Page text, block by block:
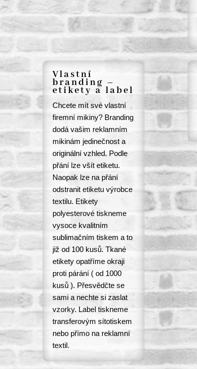
Vlastní
branding –
etikety a label
Chcete mít své vlastní
firemní mikiny? Branding
dodá vašim reklamním
mikinám jedinečnost a
originální vzhled. Podle
přání lze všít etiketu.
Naopak lze na přání
odstranit etiketu výrobce
textilu. Etikety
polyesterové tiskneme
vysoce kvalitním
sublimačním tiskem a to
již od 100 kusů. Tkané
etikety opatříme okraji
proti párání ( od 1000
kusů ). Přesvědčte se
sami a nechte si zaslat
vzorky. Label tiskneme
transferovým sítotiskem
nebo přímo na reklamní
textil.